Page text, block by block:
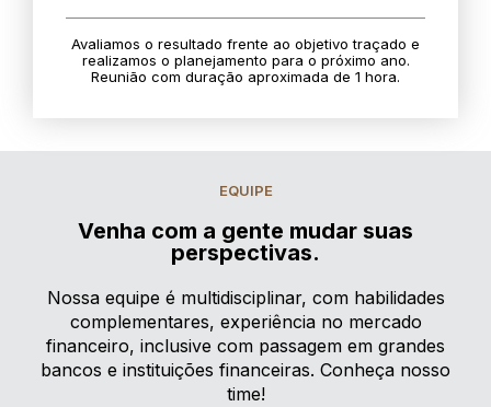
Avaliamos o resultado frente ao objetivo traçado e
realizamos o planejamento para o próximo ano.
Reunião com duração aproximada de 1 hora.
EQUIPE
Venha com a gente mudar suas
perspectivas.
Nossa equipe é multidisciplinar, com habilidades
complementares, experiência no mercado
financeiro, inclusive com passagem em grandes
bancos e instituições financeiras. Conheça nosso
time!